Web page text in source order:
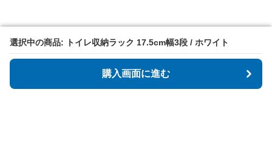
選択中の商品: トイレ収納ラック 17.5cm幅3段 / ホワイト
購入画面に進む
選択中の商品: トイレ収納ラック 17.5cm幅3段 / ホワイト
購入画面に進む